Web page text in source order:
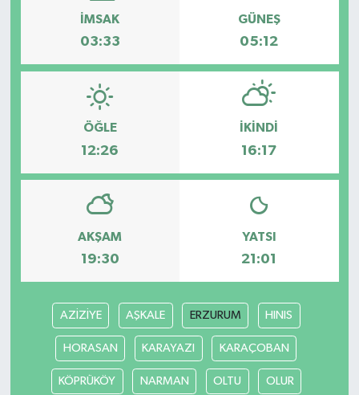
İMSAK
03:33
GÜNEŞ
05:12
ÖĞLE
12:26
İKINDI
16:17
AKŞAM
19:30
YATSI
21:01
AZİZİYE AŞKALE ERZURUM HINIS
HORASAN KARAYAZI KARAÇOBAN
KÖPRÜKÖY NARMAN OLTU OLUR
VİDEO HABERLER
YAZARLAR
RESMİ İLAN
MAGAZİN